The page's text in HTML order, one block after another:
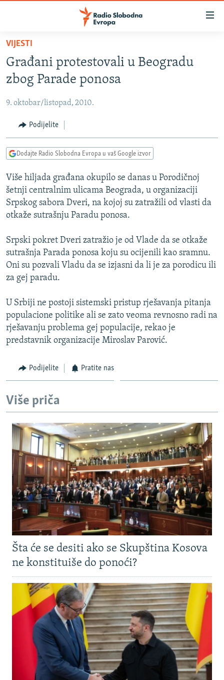
Pređite
glavni
sadržaj
na
navigaciju
Pređite
na
VIJESTI
BOSNA I HERCEGOVINA
SRBIJA
KOSOVO
CRNA GORA
VIDEO
FOTOGALERIJE
INFOGRAFIKE
PODCASTI
RAT U UKRAJINI
KINA NA BALKANU
RSE PRIČE IZ SVIJETA
ISPRIČAJ MI
DNEVNO@RSE
SPECIJALI RSE
GENOCID U SREBRENICI
POPLAVE I KLIZIŠTA U BIH 2024.
TV LIBERTY
TRI DECENIJE OD RATA U BIH
SVE KARTE DEJTONA
NASTANAK I RASPAD JUGOSLAVIJE
PRATITE NAS
Sve RFE/RL stranice
VIJESTI
Građani protestovali u Beogradu
zbog Parade ponosa
9. oktobar/listopad, 2010.
Podijelite
Dodajte Radio Slobodna Evropa u vaš Google izvor
Više hiljada građana okupilo se danas u Porodičnoj
šetnji centralnim ulicama Beograda, u organizaciji
Srpskog sabora Dveri, na kojoj su zatražili od vlasti da
otkaže sutrašnju Paradu ponosa.
Srpski pokret Dveri zatražio je od Vlade da se otkaže
sutrašnja Parada ponosa koju su ocijenili kao sramnu.
Oni su pozvali Vladu da se izjasni da li je za porodicu ili
za gej paradu.
U Srbiji ne postoji sistemski pristup rješavanja pitanja
populacione politike ali se zato veoma revnosno radi na
rješavanju problema gej populacije, rekao je
predstavnik organizacije Miroslav Parović.
Podijelite Pratite nas
Više priča
Šta će se desiti ako se Skupština Kosova
ne konstituiše do ponoći?